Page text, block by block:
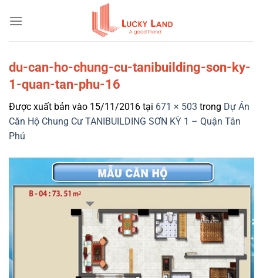
qua
du-can-ho-chung-cu-tanibuilding-son-ky-
1-quan-tan-phu-16
Được xuất bản vào 15/11/2016 tại 671 × 503 trong Dự Án
Căn Hộ Chung Cư TANIBUILDING SƠN KỲ 1 – Quận Tân
Phú